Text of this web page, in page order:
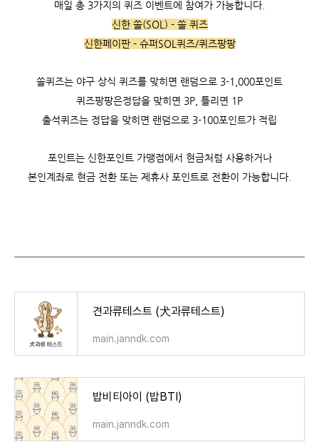
매일 총 3가지의 퀴즈 이벤트에 참여가 가능합니다.
신한 쏠(SOL) - 쏠 퀴즈
신한페이판 - 슈퍼SOL퀴즈/퀴즈팡팡
쏠퀴즈는 야구 상식 퀴즈를 맞히면 랜덤으로 3-1,000포인트
퀴즈팡팡은정답을 맞히면 3P, 틀리면 1P
출석퀴즈는 정답을 맞히면 랜덤으로 3-100포인트가 적립
포인트는 신한포인트 가맹점에서 현금처럼 사용하거나
본인계좌로 현금 전환 또는 제휴사 포인트로 전환이 가능합니다.
견과류테스트 (犬과류테스트)
main.janndk.com
밥비티아이 (밥BTI)
main.janndk.com